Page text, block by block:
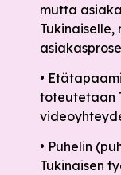
mutta
•
toteutetaan
• Puhelin
Tukinaisen